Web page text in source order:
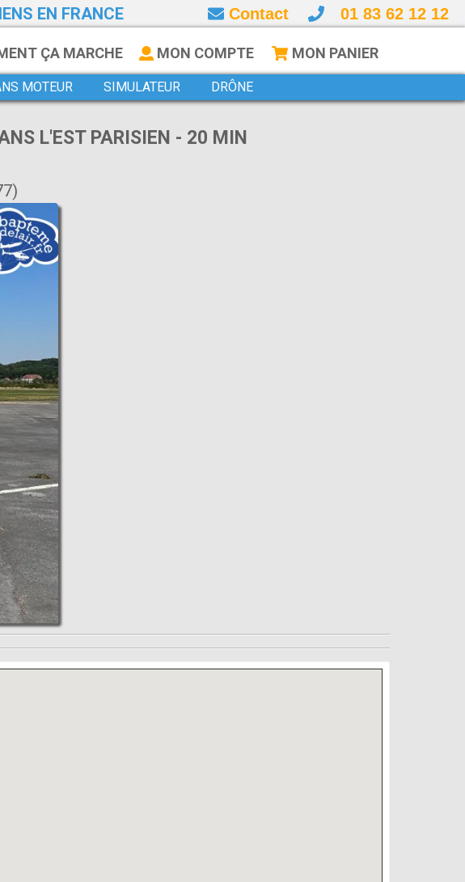
EN FRANCE Contact 01 83 62 12 12
ÇA MARCHE MON COMPTE MON PANIER
MOTEUR SIMULATEUR DRÔNE
L'EST PARISIEN - 20 MIN